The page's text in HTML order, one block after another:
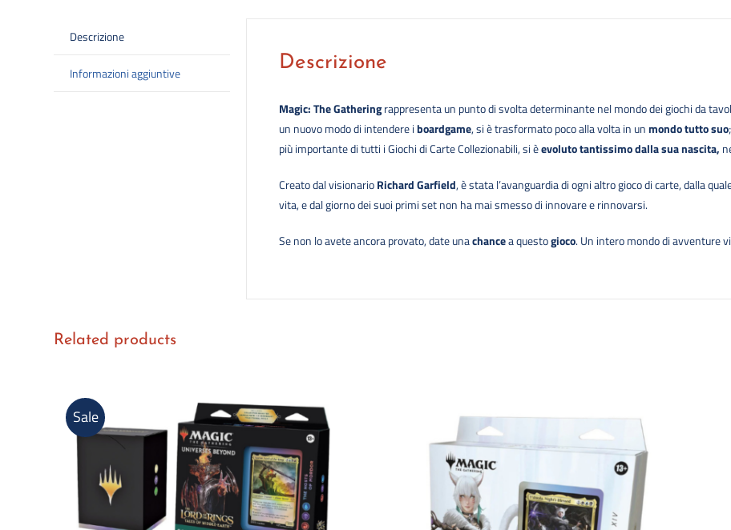
Descrizione
Informazioni aggiuntive Descrizione
Magic: TheGatheringrappresenta un punto di svolta determinante nel mondo dei giochi da
un nuovo modo di intendere iboardgame, si è trasformato poco alla volta in unmondo tutto suo;
più importante di tutti i Giochi di Carte Collezionabili, si èevoluto tantissimo dalla sua nascita,
Creato dal visionarioRichard Garfield, è stata l’avanguardia di ogni altro gioco di carte, dalla
vita, e dal giorno dei suoi primi set non ha mai smesso di innovare e rinnovarsi.
Se non lo avete ancora provato, date unachancea questogioco. Un intero mondo di avventure
Related products
Sale